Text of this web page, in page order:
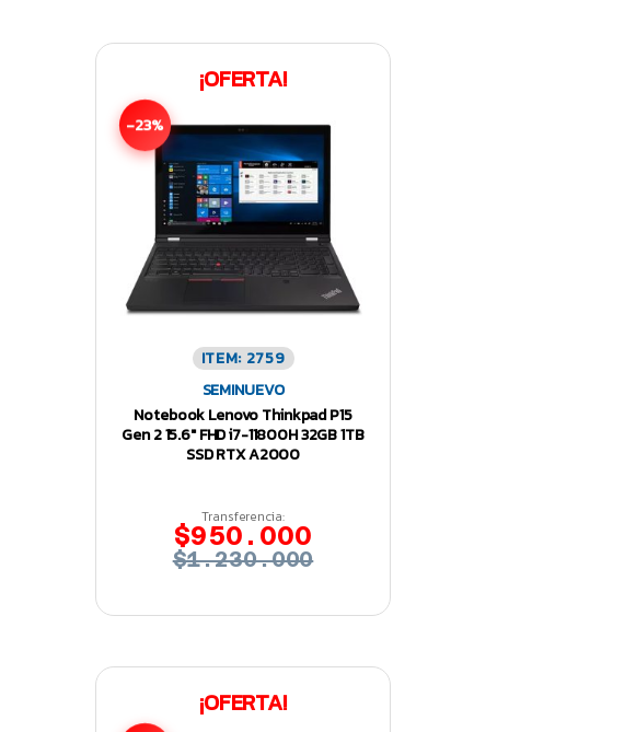
¡OFERTA!
-23%
ITEM: 2759
SEMINUEVO
Notebook Lenovo Thinkpad P15
Gen 2 15.6″ FHD i7-11800H 32GB 1TB
SSD RTX A2000
Transferencia:
$950.000
$1.230.000
¡OFERTA!